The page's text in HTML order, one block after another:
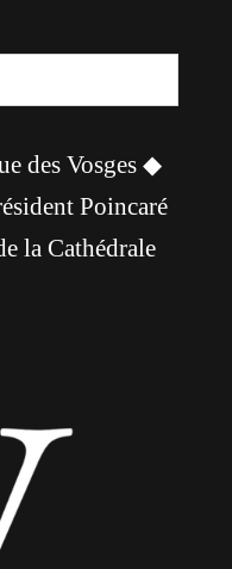
des Vosges ◆
Poincaré
la Cathédrale